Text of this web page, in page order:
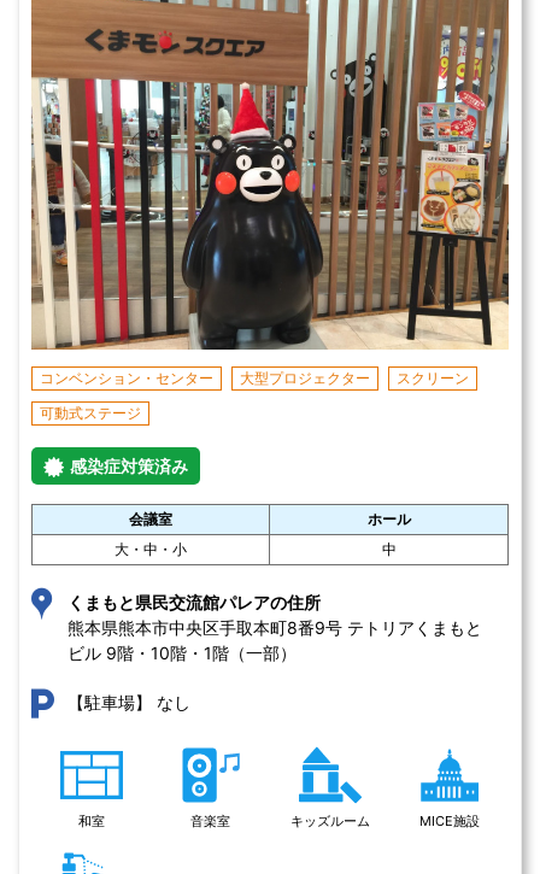
コンベンション・センター 大型プロジェクター
スクリーン
可動式ステージ
感染症対策済み
会議室
ホール
大・中・小
中
くまもと県民交流館パレアの住所
熊本県熊本市中央区手取本町8番9号 テトリアくまもと
ビル 9階・10階・1階（一部）
【駐車場】 なし
和室 音楽室 キッズルーム MICE施設